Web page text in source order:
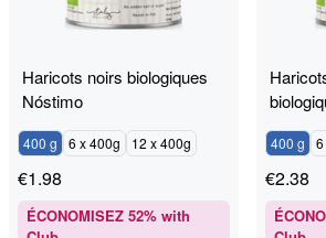
Haricots noirs biologiques
Nóstimo
400 g 6 x 400g 12 x 400g
€1.98
ÉCONOMISEZ 52% with
400 g
€2.38